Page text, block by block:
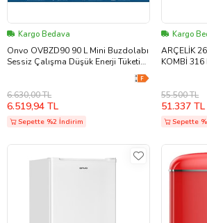
Kargo Bedava
Onvo OVBZD90 90 L Mini Buzdolabı
Sessiz Çalışma Düşük Enerji Tüketimi
6.630,00 TL
6.519,94 TL
Sepette %2 İndirim
Kargo
ARÇELİK
KOMBİ 316
55.500 TL
51.337 TL
Sepette